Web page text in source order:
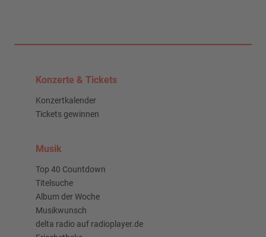
Konzerte & Tickets
Konzertkalender
Tickets gewinnen
Musik
Top 40 Countdown
Titelsuche
Album der Woche
Musikwunsch
delta radio auf radioplayer.de